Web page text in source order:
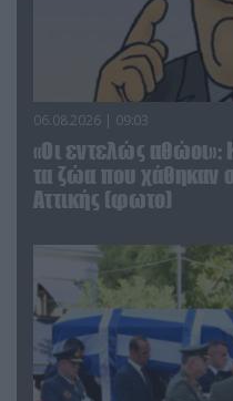
06.08.2026 | 09:03
«Οι εντελώς αθώοι»:
τα ζώα που χάθηκαν
Αττικής (φωτο)